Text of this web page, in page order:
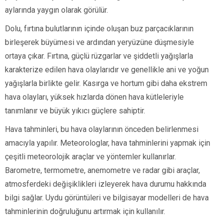
aylarında yaygın olarak görülür.
Dolu, fırtına bulutlarının içinde oluşan buz parçacıklarının
birleşerek büyümesi ve ardından yeryüzüne düşmesiyle
ortaya çıkar. Fırtına, güçlü rüzgarlar ve şiddetli yağışlarla
karakterize edilen hava olaylarıdır ve genellikle ani ve yoğun
yağışlarla birlikte gelir. Kasırga ve hortum gibi daha ekstrem
hava olayları, yüksek hızlarda dönen hava kütleleriyle
tanımlanır ve büyük yıkıcı güçlere sahiptir.
Hava tahminleri, bu hava olaylarının önceden belirlenmesi
amacıyla yapılır. Meteorologlar, hava tahminlerini yapmak için
çeşitli meteorolojik araçlar ve yöntemler kullanırlar.
Barometre, termometre, anemometre ve radar gibi araçlar,
atmosferdeki değişiklikleri izleyerek hava durumu hakkında
bilgi sağlar. Uydu görüntüleri ve bilgisayar modelleri de hava
tahminlerinin doğruluğunu artırmak için kullanılır.